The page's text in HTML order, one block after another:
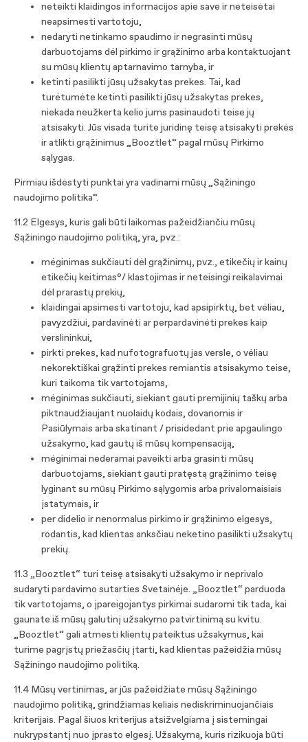
neteikti klaidingos informacijos apie save ir neteisėtai
neapsimesti vartotoju,
nedaryti netinkamo spaudimo ir negrasinti mūsų
darbuotojams dėl pirkimo ir grąžinimo arba kontaktuojant
su mūsų klientų aptarnavimo tarnyba, ir
ketinti pasilikti jūsų užsakytas prekes. Tai, kad
turėtumėte ketinti pasilikti jūsų užsakytas prekes,
niekada neužkerta kelio jums pasinaudoti teise jų
atsisakyti. Jūs visada turite juridinę teisę atsisakyti prekės
ir atlikti grąžinimus „Booztlet“ pagal mūsų Pirkimo
sąlygas.
Pirmiau išdėstyti punktai yra vadinami mūsų „Sąžiningo
naudojimo politika“.
11.2 Elgesys, kuris gali būti laikomas pažeidžiančiu mūsų
Sąžiningo naudojimo politiką, yra, pvz.:
mėginimas sukčiauti dėl grąžinimų, pvz., etikečių ir kainų
etikečių keitimas°/ klastojimas ir neteisingi reikalavimai
dėl prarastų prekių,
klaidingai apsimesti vartotoju, kad apsipirktų, bet vėliau,
pavyzdžiui, pardavinėti ar perpardavinėti prekes kaip
verslininkui,
pirkti prekes, kad nufotografuotų jas versle, o vėliau
nekorektiškai grąžinti prekes remiantis atsisakymo teise,
kuri taikoma tik vartotojams,
mėginimas sukčiauti, siekiant gauti premijinių taškų arba
piktnaudžiaujant nuolaidų kodais, dovanomis ir
Pasiūlymais arba skatinant / prisidedant prie apgaulingo
užsakymo, kad gautų iš mūsų kompensaciją,
mėginimai nederamai paveikti arba grasinti mūsų
darbuotojams, siekiant gauti pratęstą grąžinimo teisę
lyginant su mūsų Pirkimo sąlygomis arba privalomaisiais
įstatymais, ir
per didelio ir nenormalus pirkimo ir grąžinimo elgesys,
rodantis, kad klientas anksčiau neketino pasilikti užsakytų
prekių.
11.3 „Booztlet“ turi teisę atsisakyti užsakymo ir neprivalo
sudaryti pardavimo sutarties Svetainėje. „Booztlet“ parduoda
tik vartotojams, o įpareigojantys pirkimai sudaromi tik tada, kai
gaunate iš mūsų galutinį užsakymo patvirtinimą su kvitu.
„Booztlet“ gali atmesti klientų pateiktus užsakymus, kai
turime pagrįstų priežasčių įtarti, kad klientas pažeidžia mūsų
Sąžiningo naudojimo politiką.
11.4 Mūsų vertinimas, ar jūs pažeidžiate mūsų Sąžiningo
naudojimo politiką, grindžiamas keliais nediskriminuojančiais
kriterijais. Pagal šiuos kriterijus atsižvelgiama į sistemingai
nukrypstantį nuo įprasto elgesį. Užsakymą, kuris rizikuoja būti